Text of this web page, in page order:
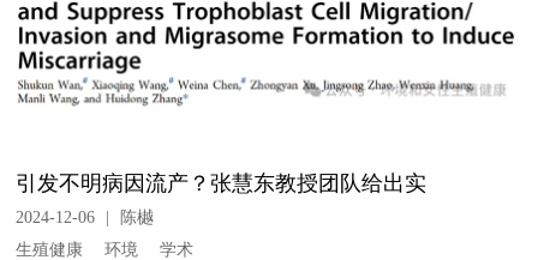
引发不明病因流产？张慧东教授团队给出实
2024-12-06
陈樾
生殖健康
环境 学术